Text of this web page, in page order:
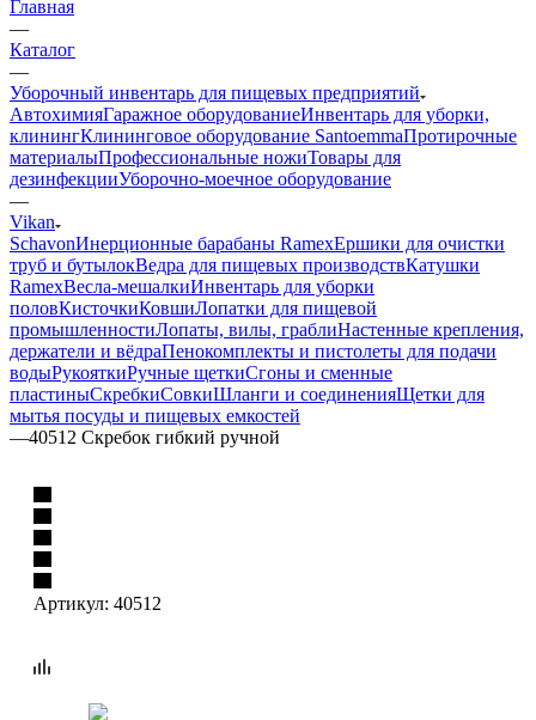
Главная
—
Каталог
—
Уборочный инвентарь для пищевых предприятий
АвтохимияГаражное оборудованиеИнвентарь для уборки,
клинингКлининговое оборудование SantoemmaПротирочные
материалыПрофессиональные ножиТовары для
дезинфекцииУборочно-моечное оборудование
—
Vikan
SchavonИнерционные барабаны RamexЕршики для очистки
труб и бутылокВедра для пищевых производствКатушки
RamexВесла-мешалкиИнвентарь для уборки
половКисточкиКовшиЛопатки для пищевой
промышленностиЛопаты, вилы, граблиНастенные крепления,
держатели и вёдраПенокомплекты и пистолеты для подачи
водыРукояткиРучные щеткиСгоны и сменные
пластиныСкребкиСовкиШланги и соединенияЩетки для
мытья посуды и пищевых емкостей
—40512 Скребок гибкий ручной
Артикул: 40512